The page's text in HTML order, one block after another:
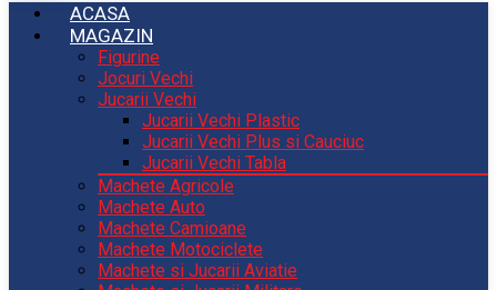
ACASA
MAGAZIN
Figurine
Jocuri Vechi
Jucarii Vechi
Jucarii Vechi Plastic
Jucarii Vechi Plus si Cauciuc
Jucarii Vechi Tabla
Machete Agricole
Machete Auto
Machete Camioane
Machete Motociclete
Machete si Jucarii Aviatie